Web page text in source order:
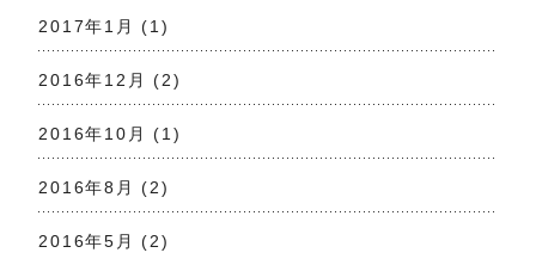
2017年1月 (1)
2016年12月 (2)
2016年10月 (1)
2016年8月 (2)
2016年5月 (2)